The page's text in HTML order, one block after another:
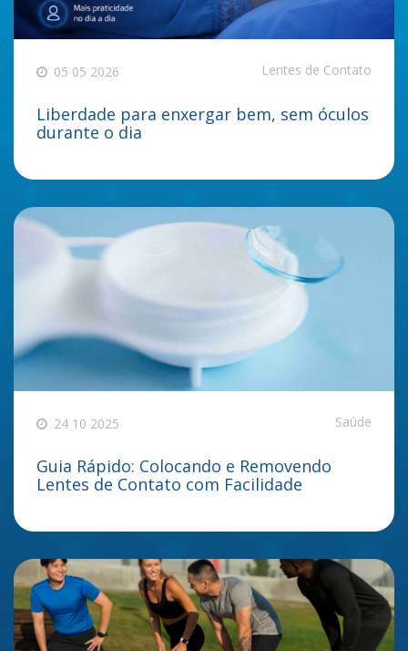
05 05 2026 Lentes de Contato
Liberdade para enxergar bem, sem óculos
durante o dia
24 10 2025 Saúde
Guia Rápido: Colocando e Removendo
Lentes de Contato com Facilidade